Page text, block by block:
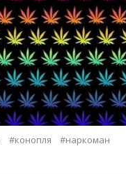
#конопля #наркоман